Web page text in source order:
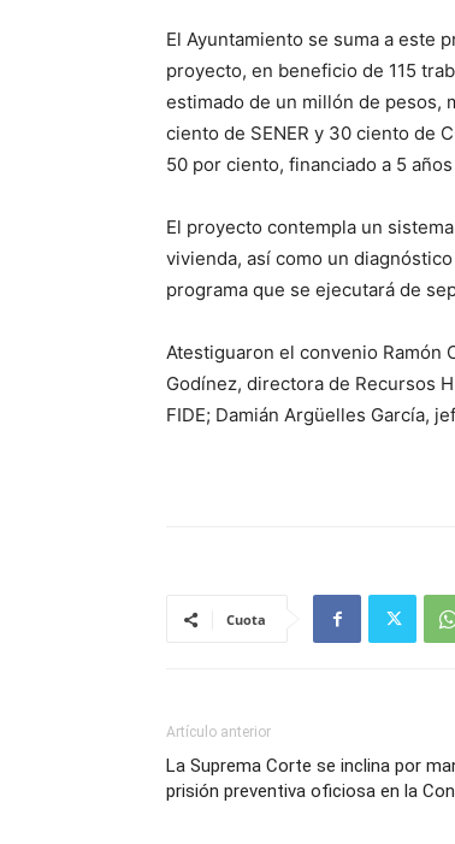
El Ayuntamiento se suma a este
proyecto, en beneficio de 115
estimado de un millón de pesos,
ciento de SENER y 30 ciento de
50 por ciento, financiado a 5
El proyecto contempla un
vivienda, así como un
programa que se ejecutará de
Atestiguaron el convenio Ramón
Godínez, directora de Recursos
FIDE; Damián Argüelles García,
Cuota
Artículo anterior
La Suprema Corte se inclina por
prisión preventiva oficiosa en la